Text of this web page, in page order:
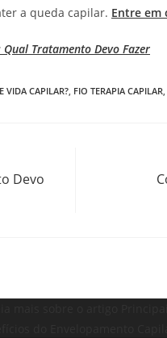
a queda capilar. Entre em
Tratamento Devo Fazer
VIDA CAPILAR?, FIO TERAPIA CAPILAR,
Devo